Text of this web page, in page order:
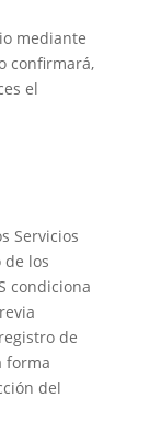
mediante
confirmará,
el
Servicios
los
condiciona
de
forma
del